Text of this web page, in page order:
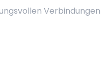
Verbindungen